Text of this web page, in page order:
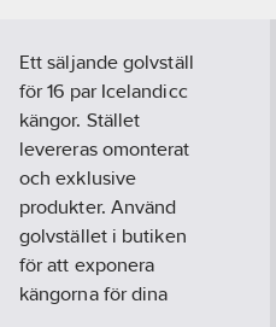
Ett säljande golvställ
för 16 par Icelandicc
kängor. Stället
levereras omonterat
och exklusive
produkter. Använd
golvstället i butiken
för att exponera
kängorna för dina